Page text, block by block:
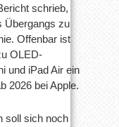
schrieb,
Übergangs zu
Offenbar ist
OLED-
und iPad Air ein
2026 bei Apple.
soll sich noch